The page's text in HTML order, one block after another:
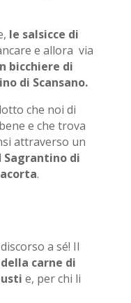
le salsicce di
e allora via
bicchiere di
di Scansano.
che noi di
e che trova
attraverso un
Sagrantino di
.
a sé! Il
carne di
e, per chi li